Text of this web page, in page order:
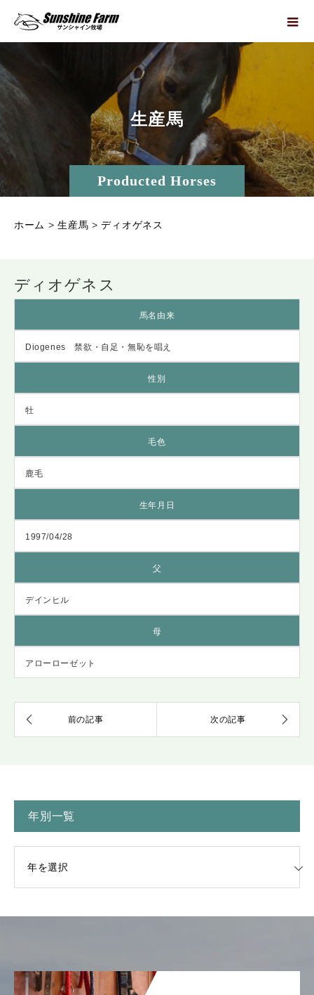
Producted Horses
生産馬
ホーム >生産馬 >ディオゲネス
ディオゲネス
馬名由来
Diogenes 禁欲・自足・無恥を唱え
性別
牡
毛色
鹿毛
生年月日
1997/04/28
父
デインヒル
母
アローローゼット
年別一覧